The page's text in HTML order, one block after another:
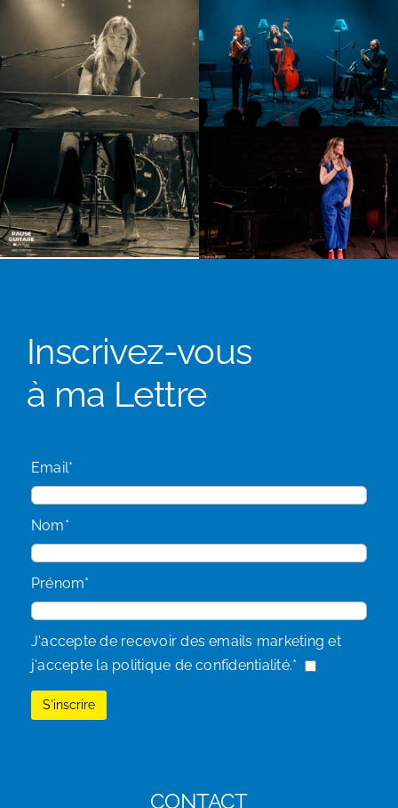
Inscrivez-vous
à ma Lettre
Email*
Nom*
Prénom*
J'accepte de recevoir des emails marketing et
j'accepte la politique de confidentialité.*
CONTACT